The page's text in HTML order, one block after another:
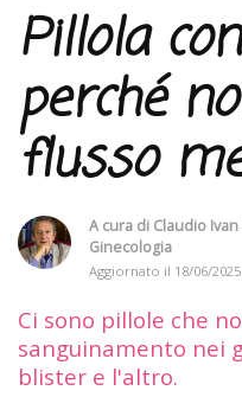
Pillola
perché
flusso
A cura di Claudio
Ginecologia
Aggiornato il 18/06/2025
Ci sono pillole che
sanguinamento nei
blister e l'altro.